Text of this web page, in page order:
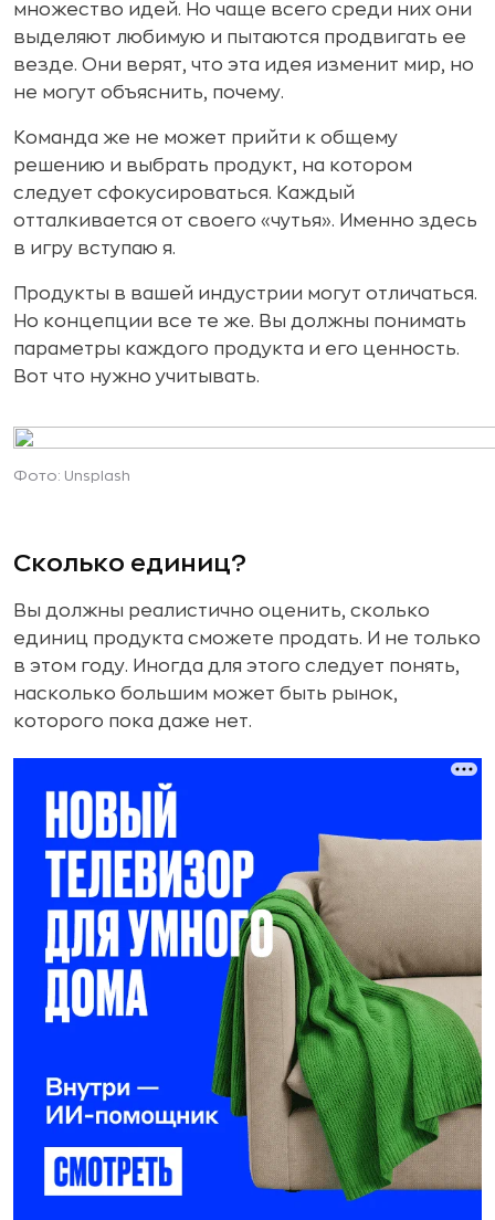
множество идей. Но чаще всего среди них они
выделяют любимую и пытаются продвигать ее
везде. Они верят, что эта идея изменит мир, но
не могут объяснить, почему.
Команда же не может прийти к общему
решению и выбрать продукт, на котором
следует сфокусироваться. Каждый
отталкивается от своего «чутья». Именно здесь
в игру вступаю я.
Продукты в вашей индустрии могут отличаться.
Но концепции все те же. Вы должны понимать
параметры каждого продукта и его ценность.
Вот что нужно учитывать.
Фото: Unsplash
Сколько единиц?
Вы должны реалистично оценить, сколько
единиц продукта сможете продать. И не только
в этом году. Иногда для этого следует понять,
насколько большим может быть рынок,
которого пока даже нет.